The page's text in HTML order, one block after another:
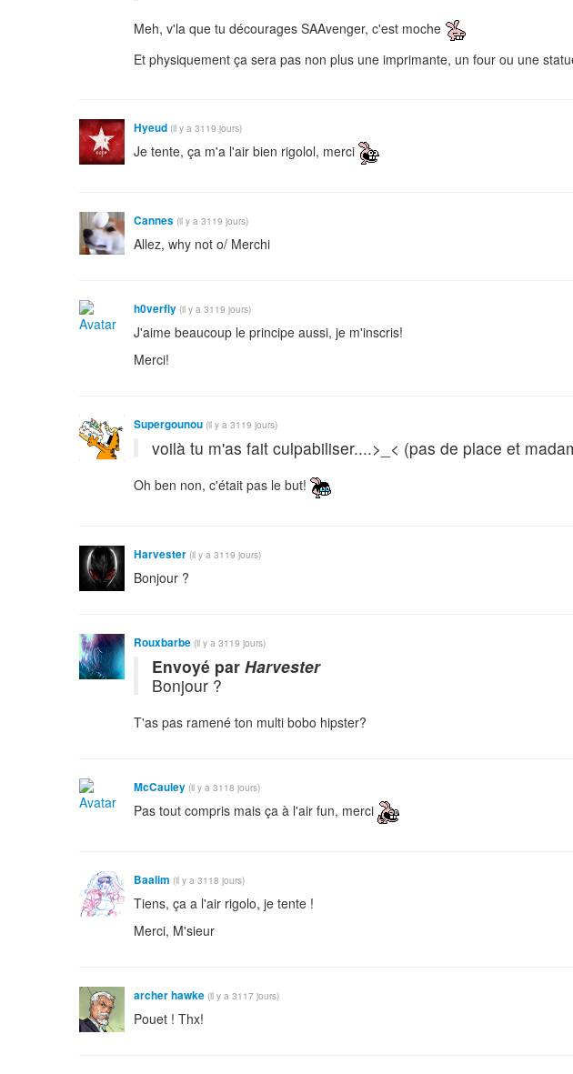
Meh, v'la que tu décourages SAAvenger, c'est moche
Et physiquement ça sera pas non plus une imprimante, un four ou une
Hyeud (il y a 3119 jours)
Je tente, ça m'a l'air bien rigolol, merci
Cannes (il y a 3119 jours)
Allez, why not o/ Merchi
h0verfly (il y a 3119 jours)
J'aime beaucoup le principe aussi, je m'inscris!
Merci!
Supergounou (il y a 3119 jours)
voilà tu m'as fait culpabiliser....>_< (pas de place et
Oh ben non, c'était pas le but!
Harvester (il y a 3119 jours)
Bonjour ?
Rouxbarbe (il y a 3119 jours)
Envoyé par Harvester
Bonjour ?
T'as pas ramené ton multi bobo hipster?
McCauley (il y a 3118 jours)
Pas tout compris mais ça à l'air fun, merci
Baalim (il y a 3118 jours)
Tiens, ça a l'air rigolo, je tente !
Merci, M'sieur
archer hawke (il y a 3117 jours)
Pouet ! Thx!